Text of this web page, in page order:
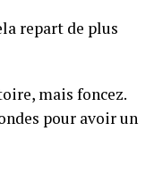
repart de plus
mais foncez.
pour avoir un